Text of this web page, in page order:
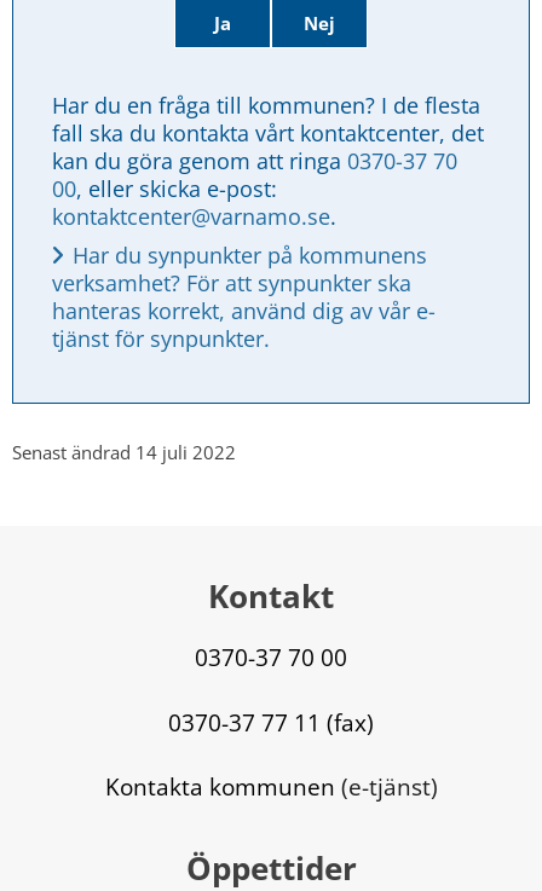
Ja Nej
Har du en fråga till kommunen? I de flesta
fall ska du kontakta vårt kontaktcenter, det
kan du göra genom att ringa 0370-37 70
00
kontaktcenter@varnamo.se.
Har du synpunkter på kommunens
verksamhet? För att synpunkter ska
hanteras korrekt, använd dig av vår e-
tjänst för synpunkter.
Senast ändrad 14 juli 2022
Kontakt
0370-37 70 00
0370-37 77 11 (fax)
Kontakta kommunen (e-tjänst)
Öppettider